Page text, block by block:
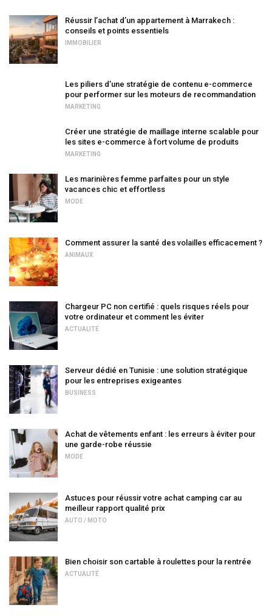
Réussir l’achat d’un appartement à Marrakech :
conseils et points essentiels
IMMOBILIER
Les piliers d’une stratégie de contenu e-commerce
pour performer sur les moteurs de recommandation
MARKETING
Créer une stratégie de maillage interne scalable pour
les sites e-commerce à fort volume de produits
MARKETING
Les marinières femme parfaites pour un style
vacances chic et effortless
MODE
Comment assurer la santé des volailles efficacement ?
ANIMAUX
Chargeur PC non certifié : quels risques réels pour
votre ordinateur et comment les éviter
ACTUALITÉ
Serveur dédié en Tunisie : une solution stratégique
pour les entreprises exigeantes
BUSINESS
Achat de vêtements enfant : les erreurs à éviter pour
une garde-robe réussie
MODE
Astuces pour réussir votre achat camping car au
meilleur rapport qualité prix
AUTO / MOTO
Bien choisir son cartable à roulettes pour la rentrée
ACTUALITÉ